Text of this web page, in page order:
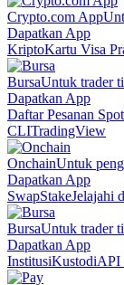
Crypto.com App
Dapatkan App
KriptoKartu Visa
BursaUntuk trader
Dapatkan App
Daftar Pesanan Spot
CLITradingView
OnchainUntuk
Dapatkan App
SwapStakeJelajahi
BursaUntuk trader
Dapatkan App
InstitusiKustodiAPI